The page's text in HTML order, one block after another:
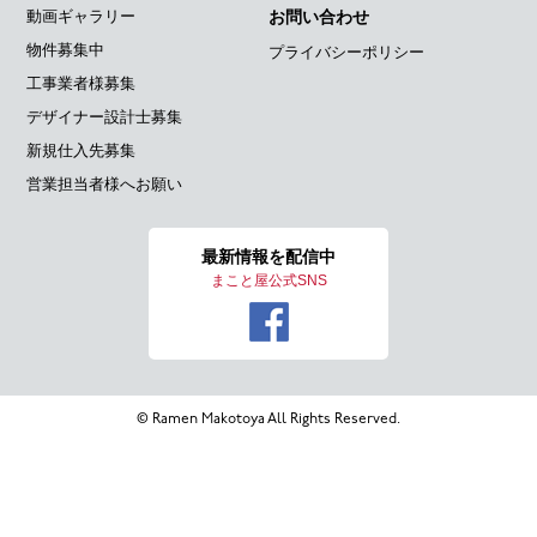
動画ギャラリー
物件募集中
工事業者様募集
デザイナー設計士募集
新規仕入先募集
営業担当者様へお願い
お問い合わせ
プライバシーポリシー
最新情報を配信中
まこと屋公式SNS
© Ramen Makotoya All Rights Reserved.